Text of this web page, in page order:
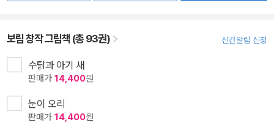
보림 창작 그림책 (총 93권) 신간알림 신청
수탉과 아기 새
판매가 14,400원
눈이 오리
판매가 14,400원